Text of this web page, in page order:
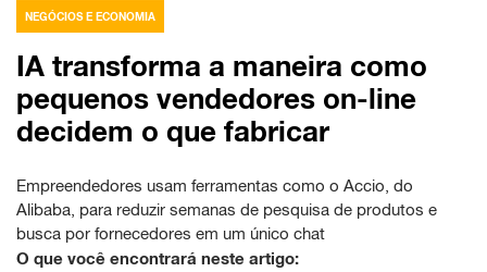
NEGÓCIOS E ECONOMIA
IA transforma a maneira como
pequenos vendedores on-line
decidem o que fabricar
Empreendedores usam ferramentas como o Accio, do
Alibaba, para reduzir semanas de pesquisa de produtos e
busca por fornecedores em um único chat
O que você encontrará neste artigo: